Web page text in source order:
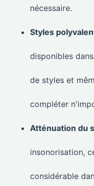
nécessaire.
Styles
disponibles
de styles et
compléter
Atténuation du
insonorisation,
considérable